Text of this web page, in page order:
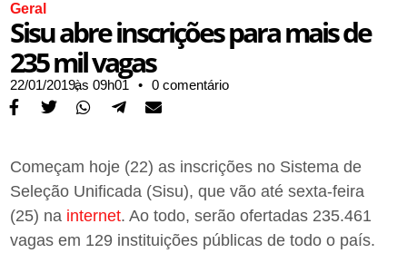
Geral
Sisu abre inscrições para mais de
235 mil vagas
22/01/2019,às 09h01 • 0 comentário
Começam hoje (22) as inscrições no Sistema de
Seleção Unificada (Sisu), que vão até sexta-feira
(25) na internet. Ao todo, serão ofertadas 235.461
vagas em 129 instituições públicas de todo o país.